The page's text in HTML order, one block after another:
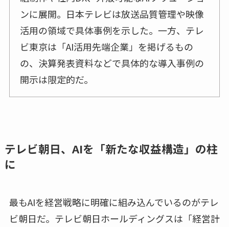
ンに展開。日本テレビは放送品質管理や映像
活用の領域で具体事例を示した。一方、テレ
ビ東京は「AI活用先端企業」を掲げるもの
の、決算発表資料などで具体的な導入事例の
開示は限定的だ。
テレビ朝日、AIを「新たな収益構造」の柱
に
最もAIを経営戦略に明確に組み込んでいるのがテレ
ビ朝日だ。テレビ朝日ホールディングスは「経営計